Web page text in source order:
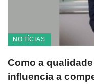
NOTÍCIAS
Como a
influencia a